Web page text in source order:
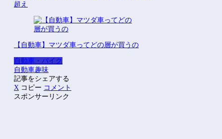
超え
【自動車】マツダ車ってどの層が買うの
自動車・バイク
自動車趣味
記事をシェアする
X コピー コメント
スポンサーリンク